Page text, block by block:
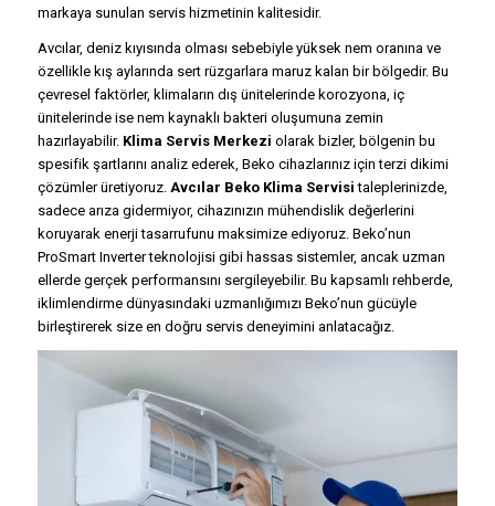
markaya sunulan servis hizmetinin kalitesidir.
Avcılar, deniz kıyısında olması sebebiyle yüksek nem oranına ve
özellikle kış aylarında sert rüzgarlara maruz kalan bir bölgedir. Bu
çevresel faktörler, klimaların dış ünitelerinde korozyona, iç
ünitelerinde ise nem kaynaklı bakteri oluşumuna zemin
hazırlayabilir. Klima Servis Merkezi olarak bizler, bölgenin bu
spesifik şartlarını analiz ederek, Beko cihazlarınız için terzi dikimi
çözümler üretiyoruz. Avcılar Beko Klima Servisi taleplerinizde,
sadece arıza gidermiyor, cihazınızın mühendislik değerlerini
koruyarak enerji tasarrufunu maksimize ediyoruz. Beko’nun
ProSmart Inverter teknolojisi gibi hassas sistemler, ancak uzman
ellerde gerçek performansını sergileyebilir. Bu kapsamlı rehberde,
iklimlendirme dünyasındaki uzmanlığımızı Beko’nun gücüyle
birleştirerek size en doğru servis deneyimini anlatacağız.